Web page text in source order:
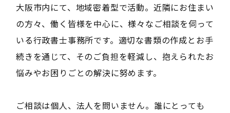
大阪市内にて、地域密着型で活動。近隣にお住まい
の方々、働く皆様を中心に、様々なご相談を伺って
いる行政書士事務所です。適切な書類の作成とお手
続きを通じて、そのご負担を軽減し、抱えられたお
悩みやお困りごとの解決に努めます。
ご相談は個人、法人を問いません。誰にとっても